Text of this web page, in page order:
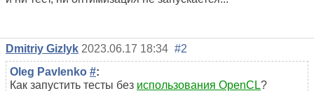
Dmitriy Gizlyk 2023.06.17 18:34 #2
Oleg Pavlenko #:
Как запустить тесты без использования OpenCL?